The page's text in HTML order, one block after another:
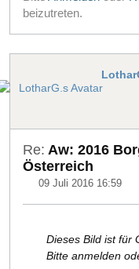
beizutreten.
Re: Aw: 2016
Österreich
09 Juli 2016 16:59
Dieses Bild ist für
Bitte anmelden